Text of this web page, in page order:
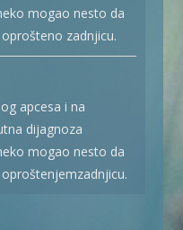
mogao nesto da
zadnjicu.
apcesa i na
dijagnoza
mogao nesto da